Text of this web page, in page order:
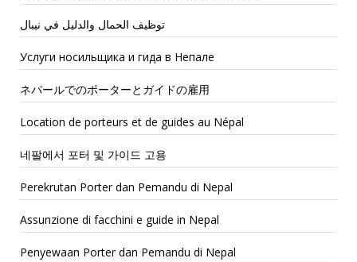
توظيف الحمال والدليل في نيبال
Услуги носильщика и гида в Непале
ネパールでのポーターとガイドの雇用
Location de porteurs et de guides au Népal
네팔에서 포터 및 가이드 고용
Perekrutan Porter dan Pemandu di Nepal
Assunzione di facchini e guide in Nepal
Penyewaan Porter dan Pemandu di Nepal